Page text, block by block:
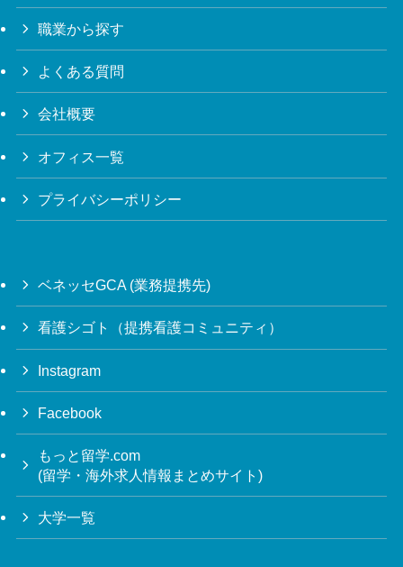
職業から探す
よくある質問
会社概要
オフィス一覧
プライバシーポリシー
ベネッセGCA (業務提携先)
看護シゴト（提携看護コミュニティ）
Instagram
Facebook
もっと留学.com
(留学・海外求人情報まとめサイト)
大学一覧